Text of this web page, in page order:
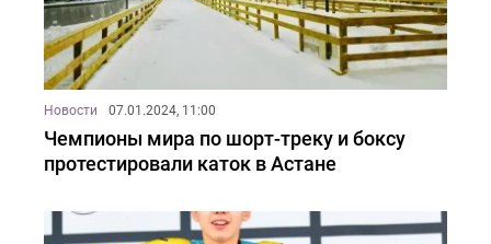
Новости 07.01.2024, 11:00
Чемпионы мира по шорт-треку и боксу
протестировали каток в Астане